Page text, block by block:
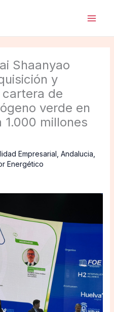
Shaanyao
y
de
verde en
1.000 millones
Empresarial Andalucia
Energético